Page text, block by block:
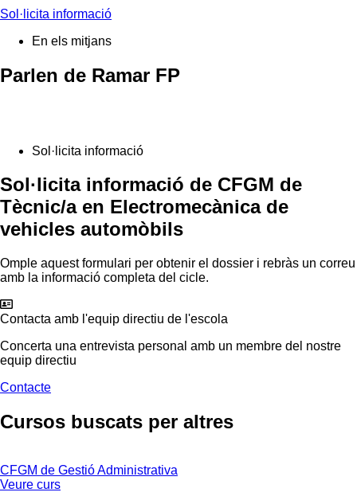
Sol·licita informació
En els mitjans
Parlen de Ramar FP
Sol·licita informació
Sol·licita informació de CFGM de
Tècnic/a en Electromecànica de
vehicles automòbils
Omple aquest formulari per obtenir el dossier i rebràs un correu
amb la informació completa del cicle.
Contacta amb l'equip directiu de l'escola
Concerta una entrevista personal amb un membre del nostre
equip directiu
Contacte
Cursos buscats per altres
CFGM de Gestió Administrativa
Veure curs